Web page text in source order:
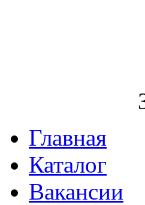
Главная
Каталог
Вакансии